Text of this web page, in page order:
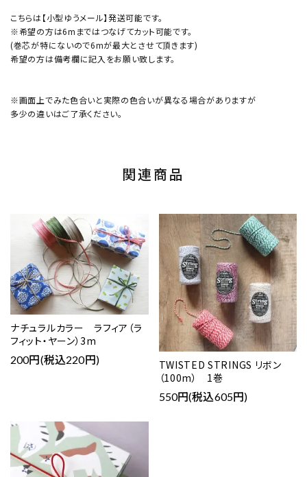
こちらは【小型ゆうメール】発送可能です。
※希望の方は6mまではつなげてカット可能です。
(巻芯が特にないので6mが最大とさせて頂きます)
希望の方は備考欄に記入をお願い致します。
※画面上でみた色合いと実際の色合いが異なる場合がありますが
多少の違いはご了承ください。
関連商品
ナチュラルカラー ラフィア（ラ
フィット・ヤーン）3m
200円(税込220円)
TWISTED STRINGS リボン
（100m） 1巻
550円(税込605円)